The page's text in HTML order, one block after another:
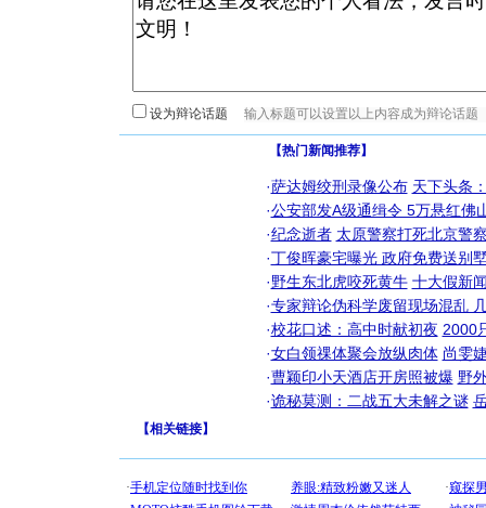
设为辩论话题
【热门新闻推荐】
·萨达姆绞刑录像公布 天下头条
·公安部发A级通缉令 5万悬红佛
·纪念逝者 太原警察打死北京警
·丁俊晖豪宅曝光 政府免费送别
·野生东北虎咬死黄牛 十大假新
·专家辩论伪科学废留现场混乱
·校花口述：高中时献初夜 2000
·女白领祼体聚会放纵肉体 尚雯
·曹颖印小天酒店开房照被爆 野
·诡秘莫测：二战五大未解之谜
【相关链接】